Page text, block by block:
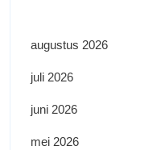
augustus 2026
juli 2026
juni 2026
mei 2026